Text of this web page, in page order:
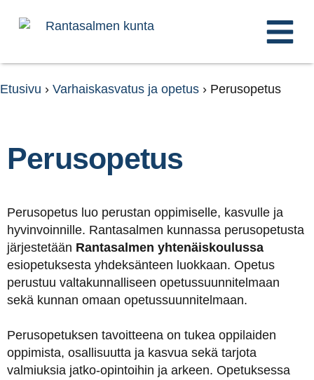
Etusivu › Varhaiskasvatus ja opetus › Perusopetus
Perusopetus
Perusopetus luo perustan oppimiselle, kasvulle ja
hyvinvoinnille. Rantasalmen kunnassa perusopetusta
järjestetään Rantasalmen yhtenäiskoulussa
esiopetuksesta yhdeksänteen luokkaan. Opetus
perustuu valtakunnalliseen opetussuunnitelmaan
sekä kunnan omaan opetussuunnitelmaan.
Perusopetuksen tavoitteena on tukea oppilaiden
oppimista, osallisuutta ja kasvua sekä tarjota
valmiuksia jatko-opintoihin ja arkeen. Opetuksessa